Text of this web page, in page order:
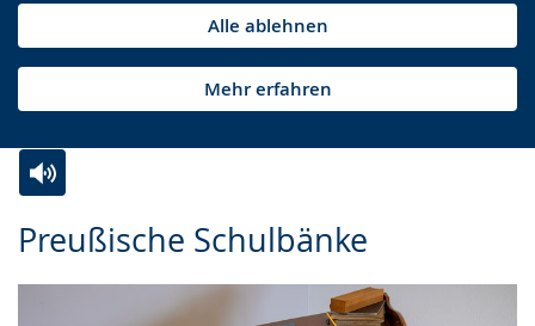
Alle ablehnen
Mehr erfahren
Preußische Schulbänke
Leichten
Sprache
Audio-
Unterstützung.
Video
in